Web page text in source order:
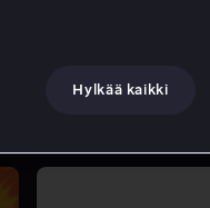
Hylkää kaikki